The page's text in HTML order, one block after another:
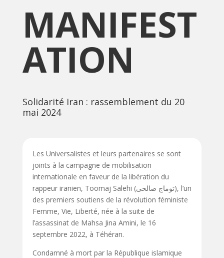
MANIFEST
ATION
Solidarité Iran : rassemblement du 20
mai 2024
Les Universalistes et leurs partenaires se sont
joints à la campagne de mobilisation
internationale en faveur de la libération du
rappeur iranien, Toomaj Salehi (توماج صالحی), l’un
des premiers soutiens de la révolution féministe
Femme, Vie, Liberté, née à la suite de
l’assassinat de Mahsa Jina Amini, le 16
septembre 2022, à Téhéran.
Condamné à mort par la République islamique